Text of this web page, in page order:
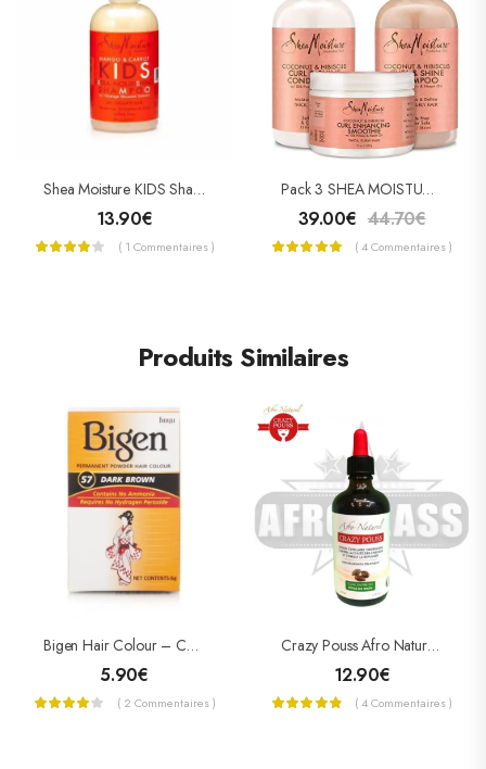
Shea Moisture KIDS Shampooing Nourrissant (Extra-Nourishing Shampoo)
13.90€
( 1 Commentaires )
Pack 3 SHEA MOISTURE COCONUT & HIBISCUS (Shampoing – Conditioner – Curl Enhancing Smoothie)
39.00€ 44.70€
( 4 Commentaires )
Produits Similaires
Bigen Hair Colour – Coloration Pour Cheveux
5.90€
( 2 Commentaires )
Crazy Pouss Afro Naturel Lotion Capillaire
12.90€
( 4 Commentaires )